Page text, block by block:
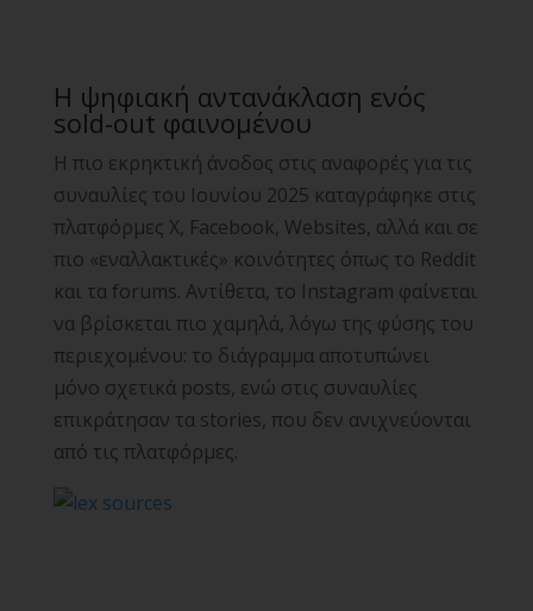
Η ψηφιακή αντανάκλαση ενός
sold-out φαινομένου
Η πιο εκρηκτική άνοδος στις αναφορές για τις
συναυλίες του Ιουνίου 2025 καταγράφηκε στις
πλατφόρμες X, Facebook, Websites, αλλά και σε
πιο «εναλλακτικές» κοινότητες όπως το Reddit
και τα forums. Αντίθετα, το Instagram φαίνεται
να βρίσκεται πιο χαμηλά, λόγω της φύσης του
περιεχομένου: το διάγραμμα αποτυπώνει
μόνο σχετικά posts, ενώ στις συναυλίες
επικράτησαν τα stories, που δεν ανιχνεύονται
από τις πλατφόρμες.